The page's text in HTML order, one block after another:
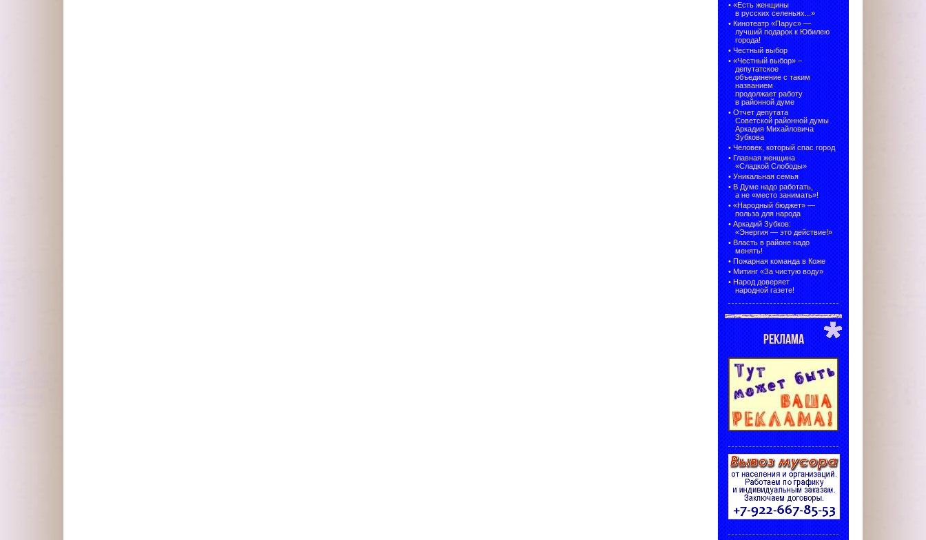
• «Есть женщины
в русских селеньях...»
• Кинотеатр «Парус» —
лучший подарок к Юбилею
города!
• Честный выбор
• «Честный выбор» –
депутатское
объединение с таким
названием
продолжает работу
в районной думе
• Отчет депутата
Советской районной думы
Аркадия Михайловича
Зубкова
• Человек, который спас город
• Главная женщина
«Сладкой Слободы»
• Уникальная семья
• В Думе надо работать,
а не «место занимать»!
• «Народный бюджет» —
польза для народа
• Аркадий Зубков:
«Энергия — это действие!»
• Власть в районе надо
менять!
• Пожарная команда в Коже
• Митинг «За чистую воду»
• Народ доверяет
народной газете!
РЕКЛАМА